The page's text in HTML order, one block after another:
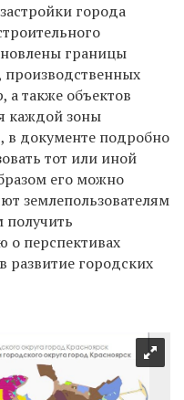
города
границы
также объектов
каждой зоны
в документе подробно
тот или иной
его можно
землепользователям
перспективах
развитие городских